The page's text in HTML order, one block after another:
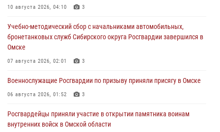
10 августа 2026, 04:10 3
Учебно-методический сбор с начальниками автомобильных,
бронетанковых служб Сибирского округа Росгвардии завершился в
Омске
07 августа 2026, 02:01 3
Военнослужащие Росгвардии по призыву приняли присягу в Омске
06 августа 2026, 01:52 3
Росгвардейцы приняли участие в открытии памятника воинам
внутренних войск в Омской области